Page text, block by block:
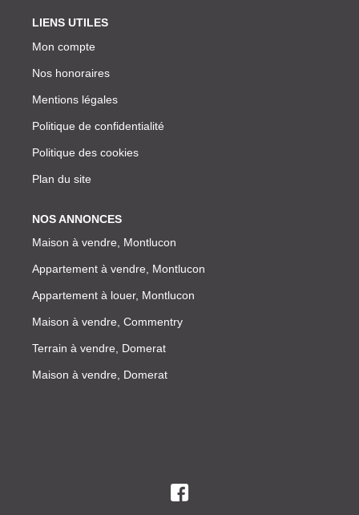
LIENS UTILES
Mon compte
Nos honoraires
Mentions légales
Politique de confidentialité
Politique des cookies
Plan du site
NOS ANNONCES
Maison à vendre, Montlucon
Appartement à vendre, Montlucon
Appartement à louer, Montlucon
Maison à vendre, Commentry
Terrain à vendre, Domerat
Maison à vendre, Domerat